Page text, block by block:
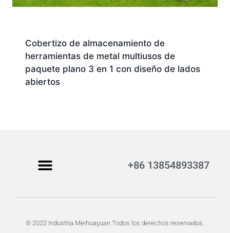
Cobertizo de almacenamiento de
herramientas de metal multiusos de
paquete plano 3 en 1 con diseño de lados
abiertos
+86 13854893387
© 2022 Industria Meihuayuan Todos los derechos reservados.